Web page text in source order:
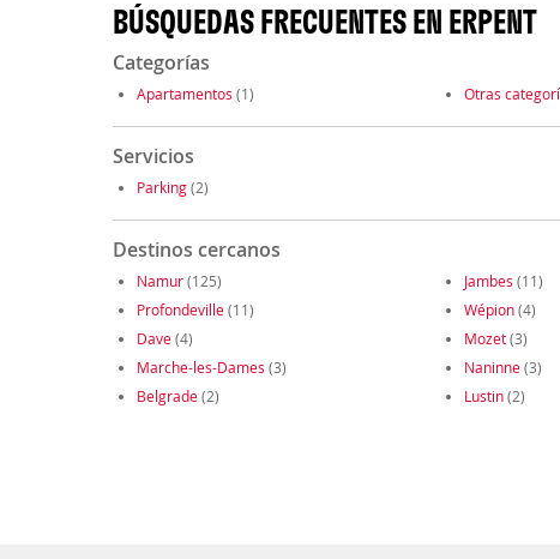
BÚSQUEDAS FRECUENTES EN ERPENT
Categorías
Apartamentos (1) Otras
Servicios
Parking(2)
Destinos cercanos
Namur(125) Jambes (11)
Profondeville(11) Wépion(4)
Dave(4) Mozet(3)
Marche-les-Dames (3) Naninne(3)
Belgrade(2) Lustin(2)